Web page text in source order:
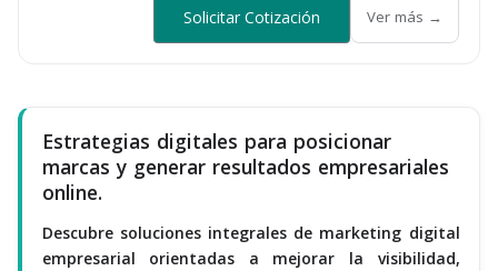
Solicitar Cotización Ver más →
Estrategias digitales para posicionar
marcas y generar resultados empresariales
online.
Descubre soluciones integrales de marketing digital
empresarial orientadas a mejorar la visibilidad,